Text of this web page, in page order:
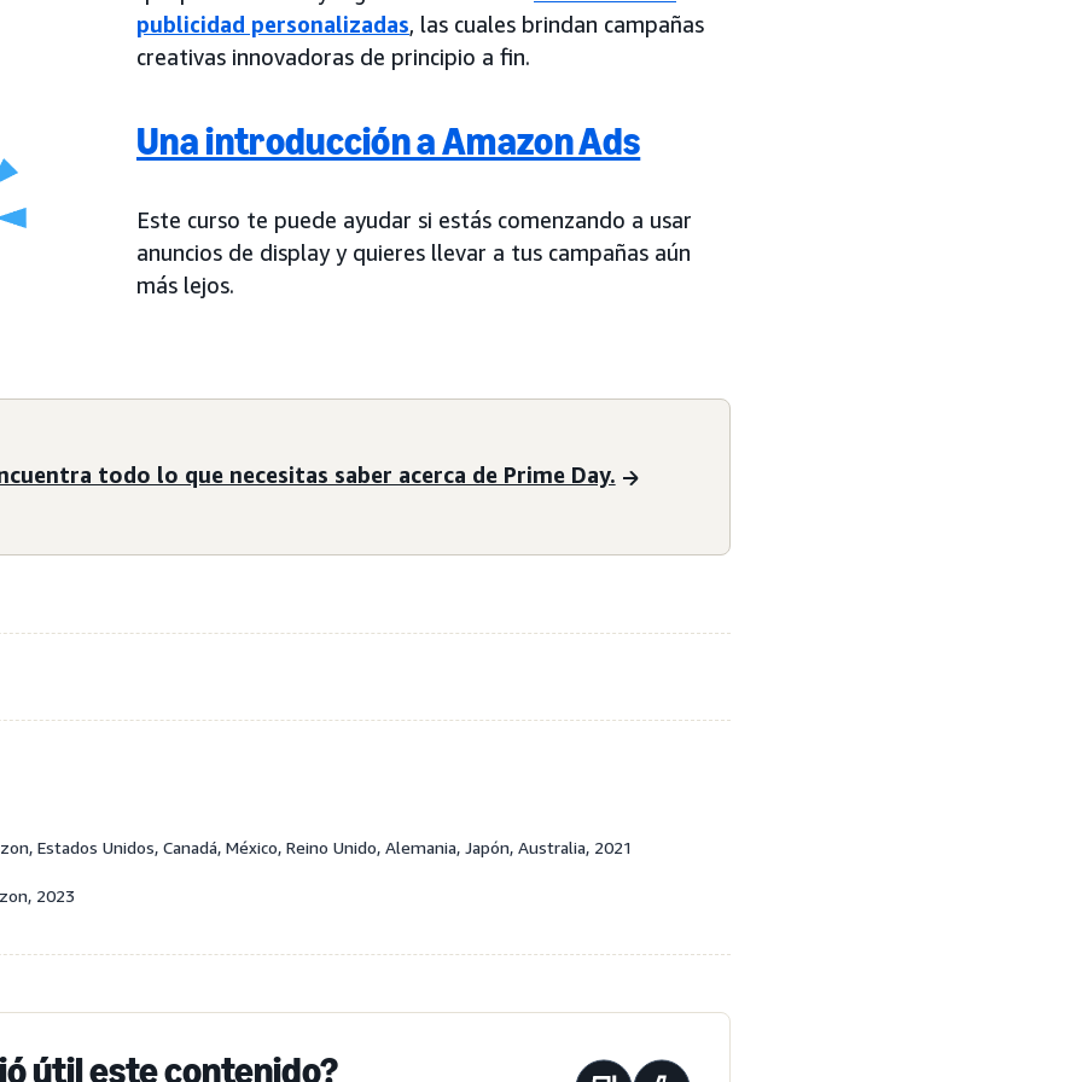
publicidad personalizadas, las cuales brindan campañas
creativas innovadoras de principio a fin.
Una introducción a Amazon Ads
Este curso te puede ayudar si estás comenzando a usar
anuncios de display y quieres llevar a tus campañas aún
más lejos.
todo lo que necesitas saber acerca de Prime Day.
Estados Unidos, Canadá, México, Reino Unido, Alemania, Japón, Australia, 2021
2023
útil este contenido?